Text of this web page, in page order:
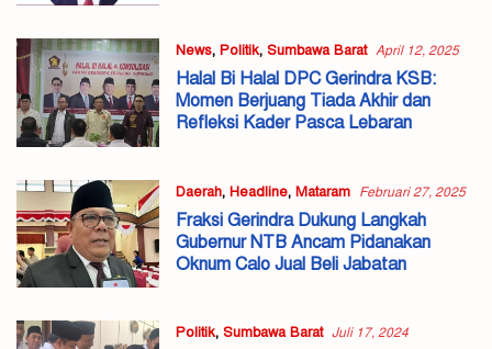
News, Politik, Sumbawa Barat April 12, 2025
Halal Bi Halal DPC Gerindra KSB:
Momen Berjuang Tiada Akhir dan
Refleksi Kader Pasca Lebaran
Daerah, Headline, Mataram Februari 27, 2025
Fraksi Gerindra Dukung Langkah
Gubernur NTB Ancam Pidanakan
Oknum Calo Jual Beli Jabatan
Politik, Sumbawa Barat Juli 17, 2024